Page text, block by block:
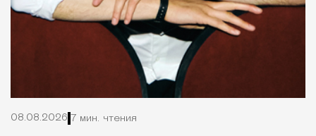
08.08.2026 7 мин. чтения